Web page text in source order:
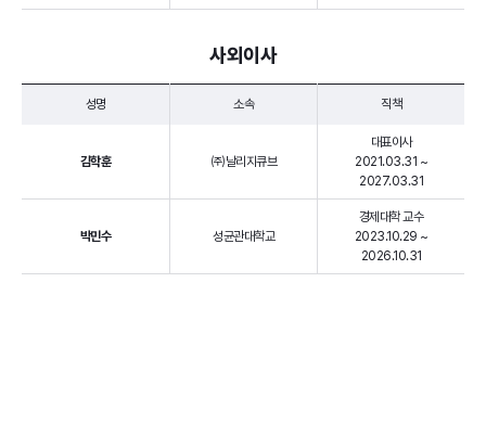
사외이사
성명 소속 직책
김학훈 ㈜날리지큐브
대표이사
2021.03.31 ~
2027.03.31
박민수 성균관대학교
경제대학 교수
2023.10.29 ~
2026.10.31